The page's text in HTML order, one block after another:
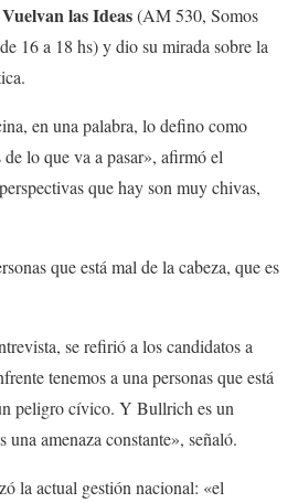
las Ideas(AM 530, Somos
16 a 18 hs) y dio su mirada sobre la
en una palabra, lo defino como
lo que va a pasar», afirmó el
que hay son muy chivas,
que está mal de la cabeza, que es
se refirió a los candidatos a
tenemos a una personas que está
peligro cívico. Y Bullrich es un
amenaza constante», señaló.
la actual gestión nacional: «el